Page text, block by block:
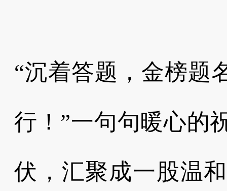
“沉着答题，金榜题
行！”一句句暖心的
伏，汇聚成一股温